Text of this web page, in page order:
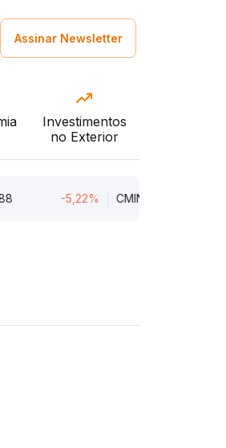
Assinar Newsletter
Investimentos
no Exterior
-5,22% CMIN3 5,45